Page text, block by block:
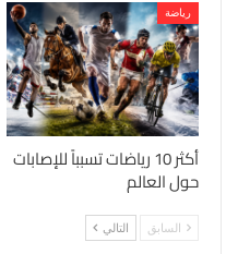
رياضة
أكثر 10 رياضات تسبباً للإصابات
حول العالم
السابق التالي